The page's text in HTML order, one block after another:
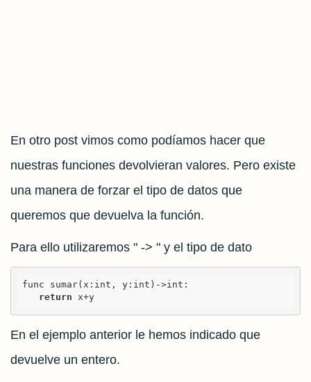
En otro post vimos como podíamos hacer que
nuestras funciones devolvieran valores. Pero existe
una manera de forzar el tipo de datos que
queremos que devuelva la función.
Para ello utilizaremos " -> " y el tipo de dato
func sumar(x:int, y:int)->int:
return x+y
En el ejemplo anterior le hemos indicado que
devuelve un entero.